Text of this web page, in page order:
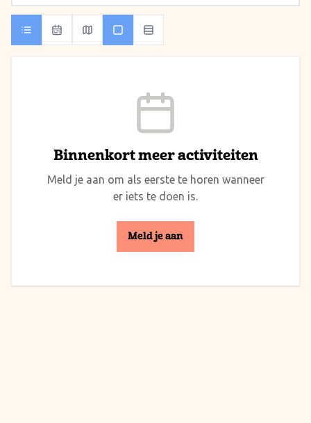
Binnenkort meer activiteiten
Meld je aan om als eerste te horen wanneer
er iets te doen is.
Meld je aan